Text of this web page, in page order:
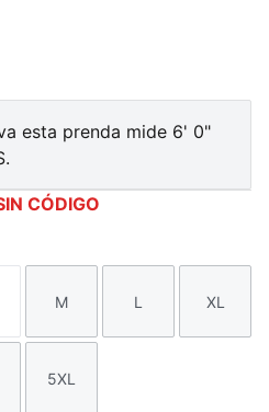
esta prenda mide 6' 0"
CÓDIGO
Talla
M
Talla
L
Talla
XL
Talla
5XL